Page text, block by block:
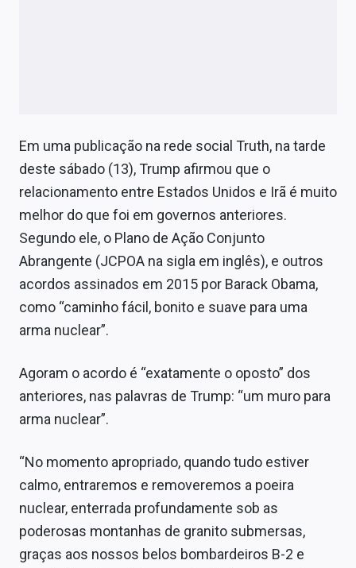
Conteúdo de Marca
Expediente
Em uma publicação na rede social Truth, na tarde
deste sábado (13), Trump afirmou que o
relacionamento entre Estados Unidos e Irã é muito
melhor do que foi em governos anteriores.
Segundo ele, o Plano de Ação Conjunto
Abrangente (JCPOA na sigla em inglês), e outros
acordos assinados em 2015 por Barack Obama,
como “caminho fácil, bonito e suave para uma
arma nuclear”.
Agoram o acordo é “exatamente o oposto” dos
anteriores, nas palavras de Trump: “um muro para
arma nuclear”.
“No momento apropriado, quando tudo estiver
calmo, entraremos e removeremos a poeira
nuclear, enterrada profundamente sob as
poderosas montanhas de granito submersas,
graças aos nossos belos bombardeiros B-2 e